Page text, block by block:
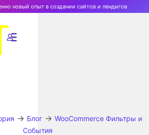
новый опыт в создании сайтов и лендигов
→ Блог→ WooCommerce Фильтры и
События